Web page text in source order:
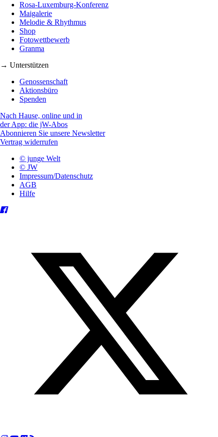
Rosa-Luxemburg-Konferenz
Maigalerie
Melodie & Rhythmus
Shop
Fotowettbewerb
Granma
→ Unterstützen
Genossenschaft
Aktionsbüro
Spenden
Nach Hause, online und in
der App: die jW-Abos
Abonnieren Sie unsere Newsletter
Vertrag widerrufen
© junge Welt
© JW
Impressum/Datenschutz
AGB
Hilfe